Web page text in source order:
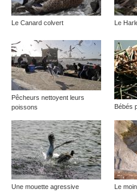
Le Canard colvert Le
Pêcheurs nettoyent leurs
poissons
Bébés
Une mouette agressive Le